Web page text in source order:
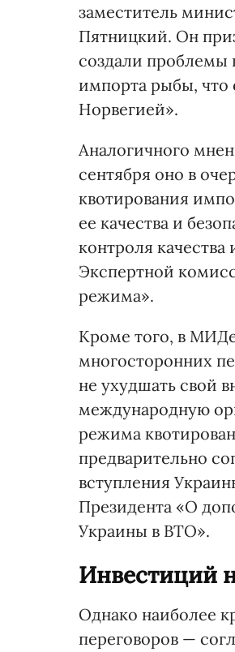
заместитель
Пятницкий. Он
создали проблемы
импорта рыбы, что
Норвегией».
Аналогичного
сентября оно в
квотирования
ее качества и
контроля
Экспертной
режима».
Кроме того, в
многосторонних
не ухудшать свой
международную
режима
предварительно
вступления
Президента «О
Украины в ВТО».
Инвестиций
Однако наиболее
переговоров —